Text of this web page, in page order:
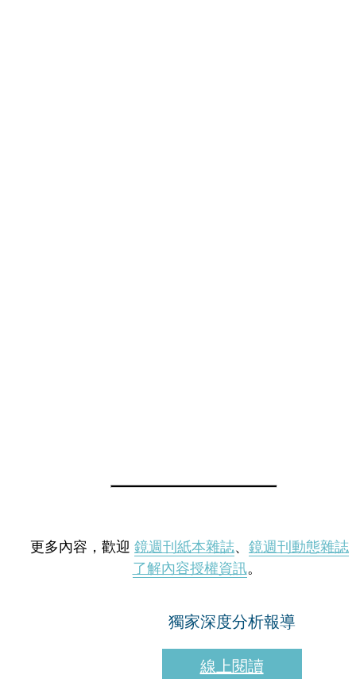
更多內容，歡迎 鏡週刊紙本雜誌、 鏡週刊動態雜誌
了解內容授權資訊。
獨家深度分析報導
線上閱讀